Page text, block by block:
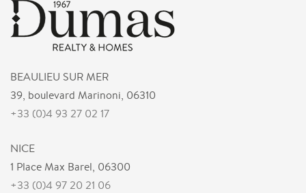
BEAULIEU SUR MER
39, boulevard Marinoni, 06310
+33 (0)4 93 27 02 17
NICE
1 Place Max Barel, 06300
+33 (0)4 97 20 21 06